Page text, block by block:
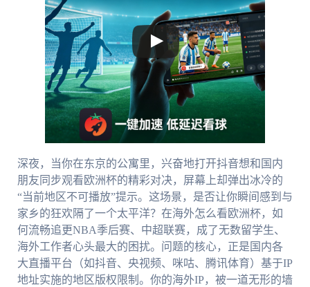
深夜，当你在东京的公寓里，兴奋地打开抖音想和国内
朋友同步观看欧洲杯的精彩对决，屏幕上却弹出冰冷的
“当前地区不可播放”提示。这场景，是否让你瞬间感到与
家乡的狂欢隔了一个太平洋？在海外怎么看欧洲杯，如
何流畅追更NBA季后赛、中超联赛，成了无数留学生、
海外工作者心头最大的困扰。问题的核心，正是国内各
大直播平台（如抖音、央视频、咪咕、腾讯体育）基于IP
地址实施的地区版权限制。你的海外IP，被一道无形的墙